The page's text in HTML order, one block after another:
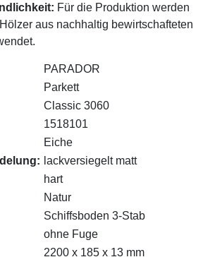
Für die Produktion werden
aus nachhaltig bewirtschafteten
PARADOR
Parkett
Classic 3060
1518101
Eiche
lackversiegelt matt
hart
Natur
Schiffsboden 3-Stab
ohne Fuge
2200 x 185 x 13 mm